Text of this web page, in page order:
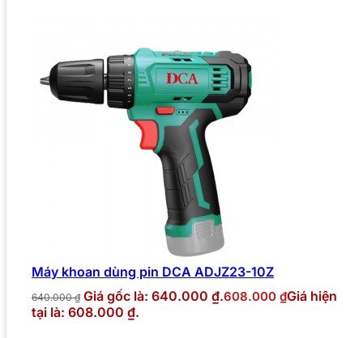
Máy khoan dùng pin DCA ADJZ23-10Z
640.000₫ Giá gốc là: 640.000 ₫.608.000 ₫Giá hiện
tại là: 608.000 ₫.